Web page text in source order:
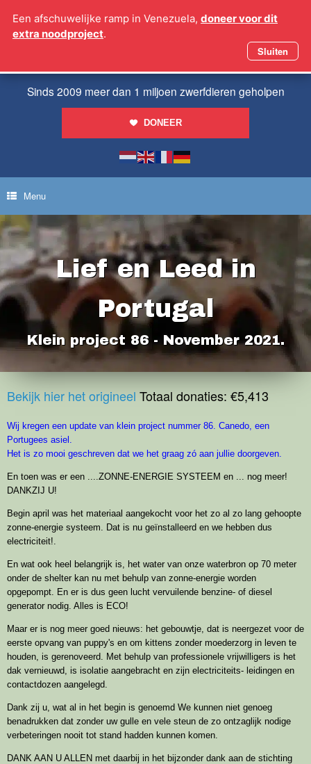
naar
Sinds 2009 meer dan 1 miljoen zwerfdieren geholpen
DONEER
Menu
Lief en Leed in
Portugal
Klein project 86 - November 2021.
Bekijk hier het origineel Totaal donaties: €5,413
Wij kregen een update van klein project nummer 86. Canedo, een
Portugees asiel.
Het is zo mooi geschreven dat we het graag zó aan jullie doorgeven.
En toen was er een ....ZONNE-ENERGIE SYSTEEM en ... nog meer!
DANKZIJ U!
Begin april was het materiaal aangekocht voor het zo al zo lang gehoopte
zonne-energie systeem. Dat is nu geïnstalleerd en we hebben dus
electriciteit!.
En wat ook heel belangrijk is, het water van onze waterbron op 70 meter
onder de shelter kan nu met behulp van zonne-energie worden
opgepompt. En er is dus geen lucht vervuilende benzine- of diesel
generator nodig. Alles is ECO!
Maar er is nog meer goed nieuws: het gebouwtje, dat is neergezet voor de
eerste opvang van puppy's en om kittens zonder moederzorg in leven te
houden, is gerenoveerd. Met behulp van professionele vrijwilligers is het
dak vernieuwd, is isolatie aangebracht en zijn electriciteits- leidingen en
contactdozen aangelegd.
Dank zij u, wat al in het begin is genoemd We kunnen niet genoeg
benadrukken dat zonder uw gulle en vele steun de zo ontzaglijk nodige
verbeteringen nooit tot stand hadden kunnen komen.
DANK AAN U ALLEN met daarbij in het bijzonder dank aan de stichting
Een afschuwelijke ramp in Venezuela, doneer voor dit
extra noodproject.
Sluiten